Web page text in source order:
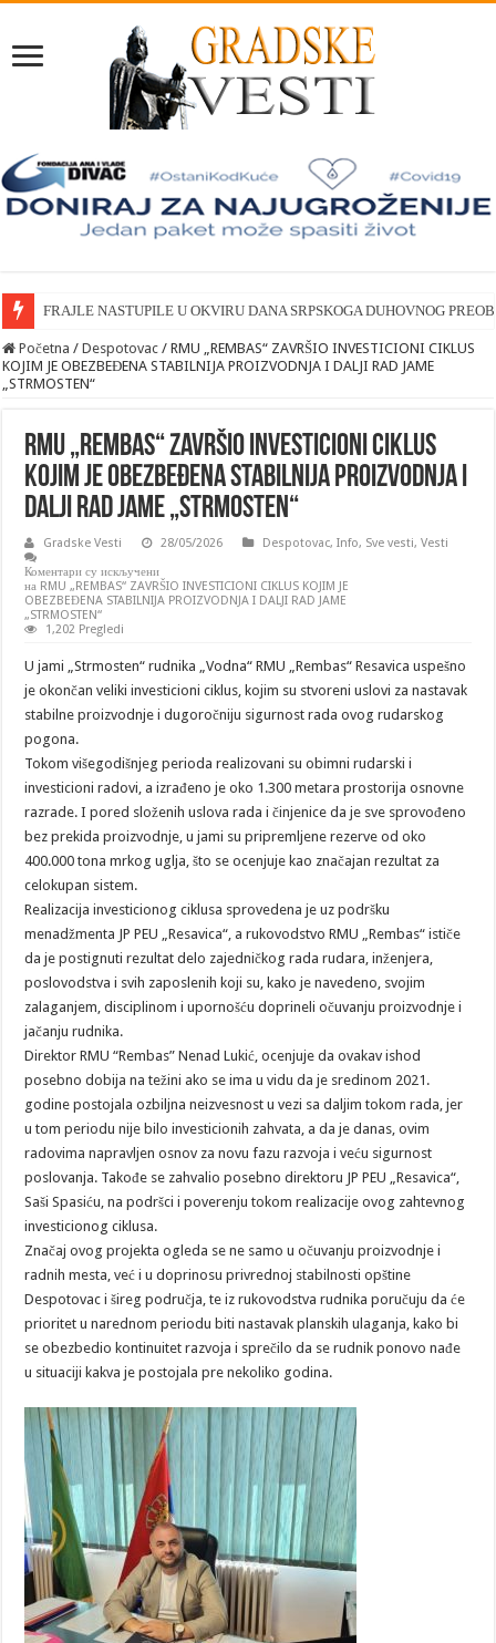
FRAJLE NASTUPILE U OKVIRU DANA SRPSKOGA DUHOVNOG
Početna / Despotovac / RMU „REMBAS“ ZAVRŠIO INVESTICIONI CIKLUS
KOJIM JE OBEZBEĐENA STABILNIJA PROIZVODNJA I DALJI RAD JAME
„STRMOSTEN“
RMU „REMBAS“ ZAVRŠIO INVESTICIONI CIKLUS
KOJIM JE OBEZBEĐENA STABILNIJA PROIZVODNJA I
DALJI RAD JAME „STRMOSTEN“
Gradske Vesti 28/05/2026 Despotovac,Info, Sve vesti,Vesti
Коментари су искључени
на RMU „REMBAS“ ZAVRŠIO INVESTICIONI CIKLUS KOJIM JE
OBEZBEĐENA STABILNIJA PROIZVODNJA I DALJI RAD JAME
„STRMOSTEN“
1,202 Pregledi
U jami „Strmosten“ rudnika „Vodna“ RMU „Rembas“ Resavica uspešno
je okončan veliki investicioni ciklus, kojim su stvoreni uslovi za nastavak
stabilne proizvodnje i dugoročniju sigurnost rada ovog rudarskog
pogona.
Tokom višegodišnjeg perioda realizovani su obimni rudarski i
investicioni radovi, a izrađeno je oko 1.300 metara prostorija osnovne
razrade. I pored složenih uslova rada i činjenice da je sve sprovođeno
bez prekida proizvodnje, u jami su pripremljene rezerve od oko
400.000 tona mrkog uglja, što se ocenjuje kao značajan rezultat za
celokupan sistem.
Realizacija investicionog ciklusa sprovedena je uz podršku
menadžmenta JP PEU „Resavica“, a rukovodstvo RMU „Rembas“ ističe
da je postignuti rezultat delo zajedničkog rada rudara, inženjera,
poslovodstva i svih zaposlenih koji su, kako je navedeno, svojim
zalaganjem, disciplinom i upornošću doprineli očuvanju proizvodnje i
jačanju rudnika.
Direktor RMU “Rembas” Nenad Lukić, ocenjuje da ovakav ishod
posebno dobija na težini ako se ima u vidu da je sredinom 2021.
godine postojala ozbiljna neizvesnost u vezi sa daljim tokom rada, jer
u tom periodu nije bilo investicionih zahvata, a da je danas, ovim
radovima napravljen osnov za novu fazu razvoja i veću sigurnost
poslovanja. Takođe se zahvalio posebno direktoru JP PEU „Resavica“,
Saši Spasiću, na podršci i poverenju tokom realizacije ovog zahtevnog
investicionog ciklusa.
Značaj ovog projekta ogleda se ne samo u očuvanju proizvodnje i
radnih mesta, već i u doprinosu privrednoj stabilnosti opštine
Despotovac i šireg područja, te iz rukovodstva rudnika poručuju da će
prioritet u narednom periodu biti nastavak planskih ulaganja, kako bi
se obezbedio kontinuitet razvoja i sprečilo da se rudnik ponovo nađe
u situaciji kakva je postojala pre nekoliko godina.